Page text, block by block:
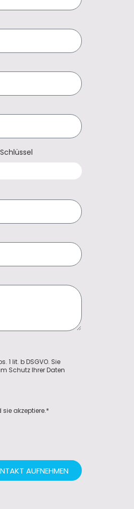
1 lit. b DSGVO. Sie
Schutz Ihrer Daten
akzeptiere.*
KONTAKT AUFNEHMEN